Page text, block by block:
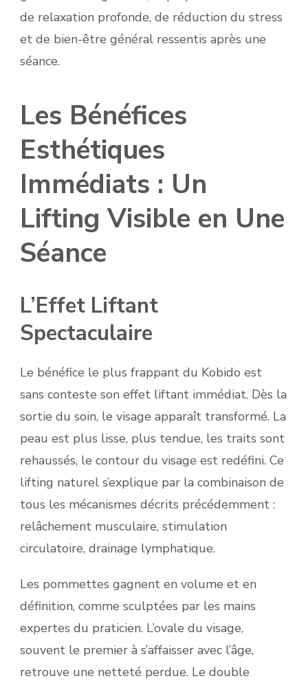
de relaxation profonde, de réduction du stress
et de bien-être général ressentis après une
séance.
Les Bénéfices
Esthétiques
Immédiats : Un
Lifting Visible en Une
Séance
L’Effet Liftant
Spectaculaire
Le bénéfice le plus frappant du Kobido est
sans conteste son effet liftant immédiat. Dès la
sortie du soin, le visage apparaît transformé. La
peau est plus lisse, plus tendue, les traits sont
rehaussés, le contour du visage est redéfini. Ce
lifting naturel s’explique par la combinaison de
tous les mécanismes décrits précédemment :
relâchement musculaire, stimulation
circulatoire, drainage lymphatique.
Les pommettes gagnent en volume et en
définition, comme sculptées par les mains
expertes du praticien. L’ovale du visage,
souvent le premier à s’affaisser avec l’âge,
retrouve une netteté perdue. Le double